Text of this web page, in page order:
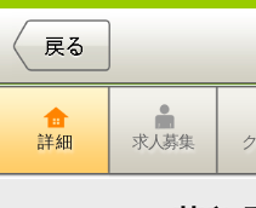
菊島 秀丸 院長
キクシマ ヒデマル